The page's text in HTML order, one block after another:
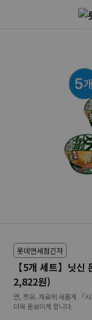
롯데면세점긴자
【5개 세트】닛
2,822원)
면, 쯔유, 재료에 새롭게 「
더욱 돋보이게 합니다.